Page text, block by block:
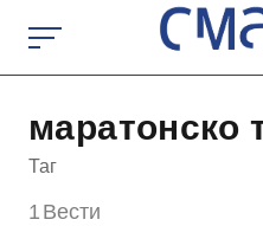
content
маратонско
Таг
1 Вести